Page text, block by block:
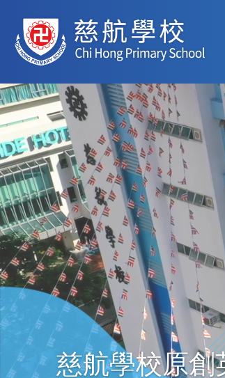
慈航學校原創